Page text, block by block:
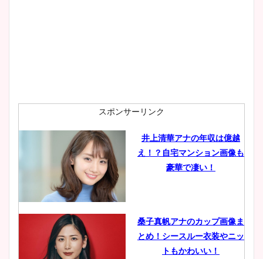
肉も凄い！
鈴木唯の太ってた時の体重が
ヤバすぎww原因や痩せたダ
豊島実季アナのカップ画像ま
とめ！美脚や水着姿に年齢も
スポンサーリンク
井上清華アナの年収は億越
え！？自宅マンション画像も
豪華で凄い！
桑子真帆アナのカップ画像ま
とめ！シースルー衣装やニッ
トもかわいい！